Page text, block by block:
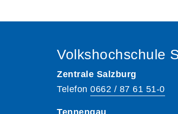
Volkshochschule
Zentrale Salzburg
Telefon 0662 / 87 61 51-0
Tennengau